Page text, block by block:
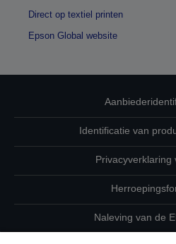
Direct op textiel printen
Epson Global website
Identificatie van
Privacyverklaring
Naleving van de